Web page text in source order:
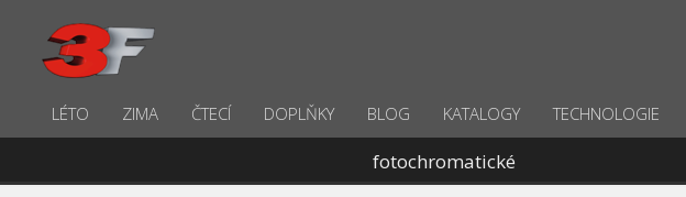
LÉTO ZIMA ČTECÍ DOPLŇKY BLOG KATALOGY TECHNOLOGIE
fotochromatické